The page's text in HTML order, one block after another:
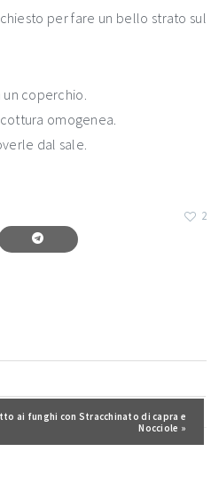
per fare un bello strato sul
coperchio.
omogenea.
dal sale.
2
ai funghi con Stracchinato di capra e
Nocciole »